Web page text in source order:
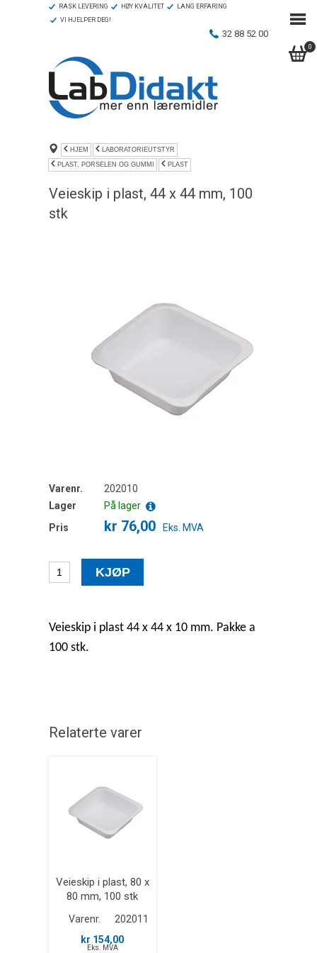
0
RASK LEVERING HØY KVALITET
LANG ERFARING
VI HJELPER DEG!
32 88 52 00
HJEM LABORATORIEUTSTYR
PLAST, PORSELEN OG GUMMI PLAST
Veieskip i plast, 44 x 44 mm, 100
stk
Varenr.
202010
Lager
På lager
Pris
kr 76,00 Eks. MVA
Veieskip i plast 44 x 44 x 10 mm. Pakke a
100 stk.
Relaterte varer
Veieskip i plast, 80 x
80 mm, 100 stk
Varenr.
202011
kr 154,00
Eks. MVA